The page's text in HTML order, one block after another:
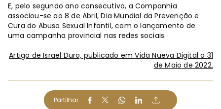
E, pelo segundo ano consecutivo, a Companhia
associou-se ao 8 de Abril, Dia Mundial da Prevenção e
Cura do Abuso Sexual Infantil, com o lançamento de
uma campanha provincial nas redes sociais.
Artigo de Israel Duro, publicado em Vida Nueva Digital a 31
de Maio de 2022.
Partilhar